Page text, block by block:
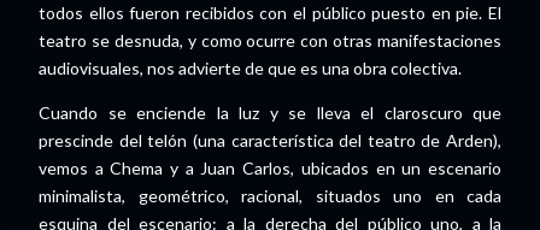
todos ellos fueron recibidos con el público puesto en pie. El
teatro se desnuda, y como ocurre con otras manifestaciones
audiovisuales, nos advierte de que es una obra colectiva.
Cuando se enciende la luz y se lleva el claroscuro que
prescinde del telón (una característica del teatro de Arden),
vemos a Chema y a Juan Carlos, ubicados en un escenario
minimalista, geométrico, racional, situados uno en cada
esquina del escenario: a la derecha del público uno, a la